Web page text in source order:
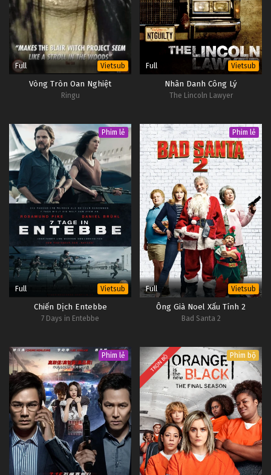
Full Vietsub
Vòng Tròn Oan Nghiệt
Ringu
Full Vietsub
Nhân Danh Công Lý
The Lincoln Lawyer
Phim lẻ
Full Vietsub
Chiến Dịch Entebbe
7 Days in Entebbe
Phim lẻ
Full Vietsub
Ông Già Noel Xấu Tính 2
Bad Santa 2
Phim lẻ TRỌN BỘ Phim bộ